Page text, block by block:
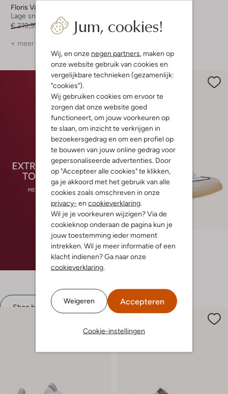
Jum, cookies!
Wij, en onze negen partners , maken op
onze website gebruik van cookies en
vergelijkbare technieken (gezamenlijk:
"cookies").
Wij gebruiken cookies om ervoor te
zorgen dat onze website goed
functioneert, om jouw voorkeuren op
te slaan, om inzicht te verkrijgen in
bezoekersgedrag en om een profiel op
te bouwen van jouw online gedrag voor
gepersonaliseerde advertenties. Door
op "Accepteer alle cookies" te klikken,
ga je akkoord met het gebruik van alle
cookies zoals omschreven in onze
privacy- en cookieverklaring
Wil je je voorkeuren wijzigen? Via de
cookieknop onderaan de pagina kun je
jouw toestemming ieder moment
intrekken. Wil je meer informatie of een
klacht indienen? Ga naar onze
cookieverklaring
Weigeren Accepteren
Cookie-instellingen
Floris Van Bommel
Lage sneakers
€ 219,99
€ 109,99
+ meer kleuren
€ 279,99 € 139,99
Shop hier
-50%
Floris Van Bommel
Lage sneakers
€ 219,99